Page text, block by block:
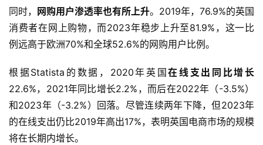
同时， 网购用户渗透率也有所上升。2019年，76.9%的英国
消费者在网上购物，而2023年稳步上升至81.9%，这一比
例远高于欧洲70%和全球52.6%的网购用户比例。
根据Statista的数据，2020年英国在线支出同比增长
22.6%，2021年同比增长2.2%，而后在2022年（-3.5%）
和2023年（-3.2%）回落。尽管连续两年下降，但2023年
的在线支出仍比2019年高出17%，表明英国电商市场的规模
将在长期内增长。